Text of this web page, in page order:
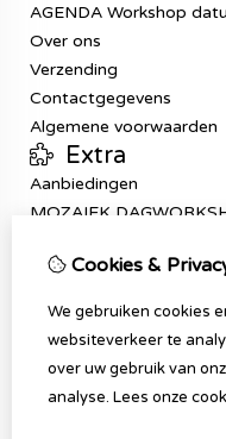
AGENDA Workshop
Over ons
Verzending
Contactgegevens
Algemene voorwaarden
Extra
Aanbiedingen
MOZAIEK
Inloggen
Verlanglijst
Klantenservice
Sitemap
Cookies &
We gebruiken cookies
websiteverkeer te
over uw gebruik van
analyse. Lees onze